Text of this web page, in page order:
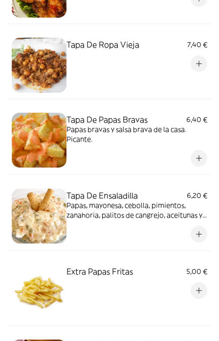
Tapa De Ropa Vieja 7,40 €
Tapa De Papas Bravas
6,40 €
Papas bravas y salsa brava de la casa.
Picante.
Tapa De Ensaladilla
6,20 €
Papas, mayonesa, cebolla, pimientos,
zanahoria, palitos de cangrejo, aceitunas y
Extra Papas Fritas 5,00 €